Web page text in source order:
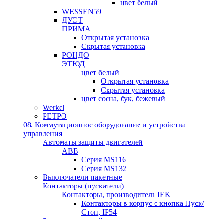
цвет белый
WESSEN59
ДУЭТ
ПРИМА
Открытая установка
Скрытая установка
РОНДО
ЭТЮД
цвет белый
Открытая установка
Скрытая установка
цвет сосна, бук, бежевый
Werkel
РЕТРО
08. Коммутационное оборудование и устройства
управления
Автоматы защиты двигателей
ABB
Серия MS116
Серия MS132
Выключатели пакетные
Контакторы (пускатели)
Контакторы, производитель IEK
Контакторы в корпус с кнопка Пуск/
Стоп, IP54